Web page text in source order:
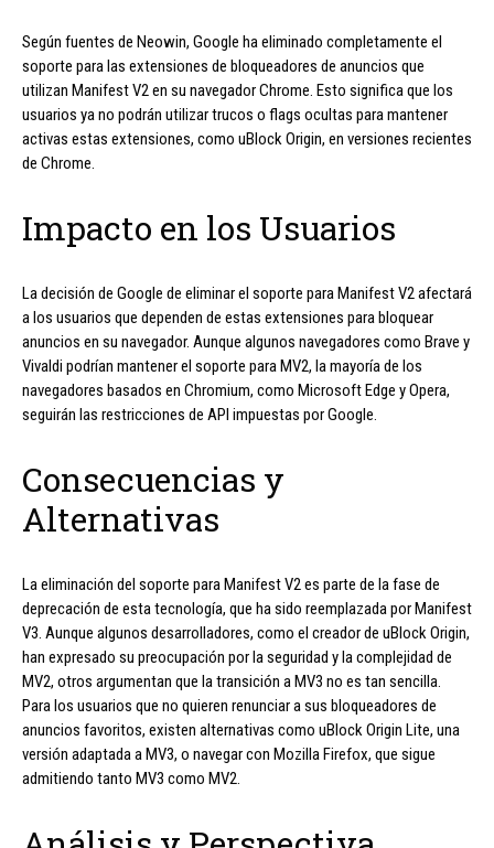
Según fuentes de Neowin, Google ha eliminado completamente el
soporte para las extensiones de bloqueadores de anuncios que
utilizan Manifest V2 en su navegador Chrome. Esto significa que los
usuarios ya no podrán utilizar trucos o flags ocultas para mantener
activas estas extensiones, como uBlock Origin, en versiones recientes
de Chrome.
Impacto en los Usuarios
La decisión de Google de eliminar el soporte para Manifest V2 afectará
a los usuarios que dependen de estas extensiones para bloquear
anuncios en su navegador. Aunque algunos navegadores como Brave y
Vivaldi podrían mantener el soporte para MV2, la mayoría de los
navegadores basados en Chromium, como Microsoft Edge y Opera,
seguirán las restricciones de API impuestas por Google.
Consecuencias y
Alternativas
La eliminación del soporte para Manifest V2 es parte de la fase de
deprecación de esta tecnología, que ha sido reemplazada por Manifest
V3. Aunque algunos desarrolladores, como el creador de uBlock Origin,
han expresado su preocupación por la seguridad y la complejidad de
MV2, otros argumentan que la transición a MV3 no es tan sencilla.
Para los usuarios que no quieren renunciar a sus bloqueadores de
anuncios favoritos, existen alternativas como uBlock Origin Lite, una
versión adaptada a MV3, o navegar con Mozilla Firefox, que sigue
admitiendo tanto MV3 como MV2.